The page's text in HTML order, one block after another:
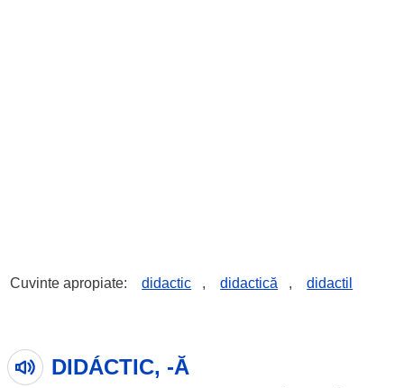
Cuvinte apropiate: didactic , didactică , didactil
DIDÁCTIC, -Ă